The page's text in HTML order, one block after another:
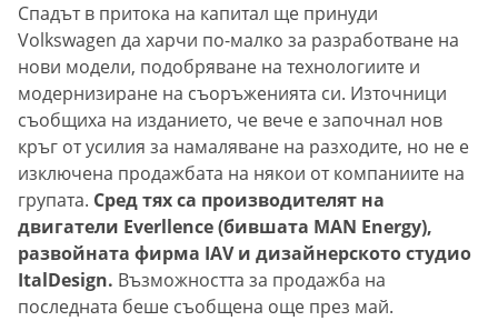
Спадът в притока на капитал ще принуди
Volkswagen да харчи по-малко за разработване на
нови модели, подобряване на технологиите и
модернизиране на съоръженията си. Източници
съобщиха на изданието, че вече е започнал нов
кръг от усилия за намаляване на разходите, но не е
изключена продажбата на някои от компаниите на
групата. Сред тях са производителят на
двигатели Everllence (бившата MAN Energy),
развойната фирма IAV и дизайнерското студио
ItalDesign. Възможността за продажба на
последната беше съобщена още през май.